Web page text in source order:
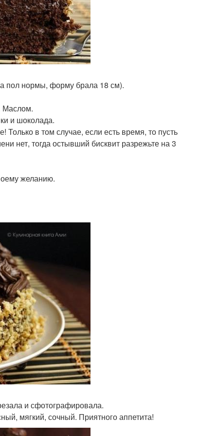
пол нормы, форму брала 18 см).
Маслом.
и шоколада.
в том случае, если есть время, то пусть
нет, тогда остывший бисквит разрежьте на 3
желанию.
и сфотографировала.
мягкий, сочный. Приятного аппетита!